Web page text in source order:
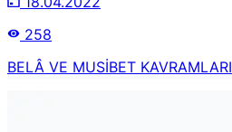
258
BELÂ VE MUSİBET KAVRAMLARI